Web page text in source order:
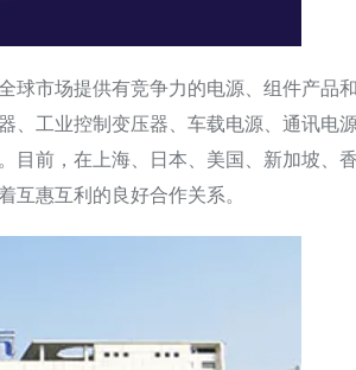
球市场提供有竞争力的电源、组件产品和
、工业控制变压器、车载电源、通讯电
目前，在上海、日本、美国、新加坡、香
惠互利的良好合作关系。